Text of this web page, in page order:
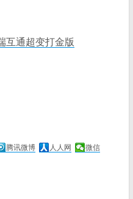
互通超变打金版
腾讯微博 人人网
微信